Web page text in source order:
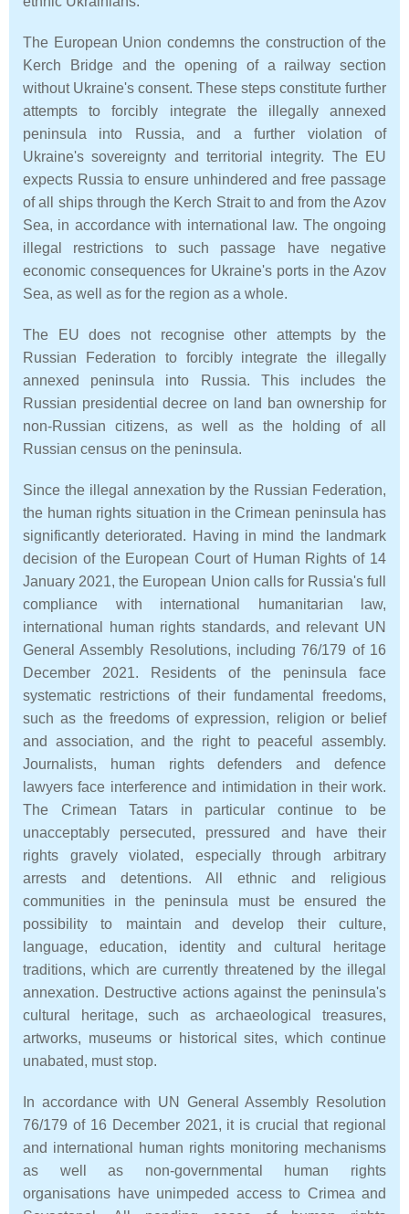
The European Union condemns the construction of the
Kerch Bridge and the opening of a railway section
without Ukraine's consent. These steps constitute further
attempts to forcibly integrate the illegally annexed
peninsula into Russia, and a further violation of
Ukraine's sovereignty and territorial integrity. The EU
expects Russia to ensure unhindered and free passage
of all ships through the Kerch Strait to and from the Azov
Sea, in accordance with international law. The ongoing
illegal restrictions to such passage have negative
economic consequences for Ukraine's ports in the Azov
Sea, as well as for the region as a whole.
The EU does not recognise other attempts by the
Russian Federation to forcibly integrate the illegally
annexed peninsula into Russia. This includes the
Russian presidential decree on land ban ownership for
non-Russian citizens, as well as the holding of all
Russian census on the peninsula.
Since the illegal annexation by the Russian Federation,
the human rights situation in the Crimean peninsula has
significantly deteriorated. Having in mind the landmark
decision of the European Court of Human Rights of 14
January 2021, the European Union calls for Russia's full
compliance with international humanitarian law,
international human rights standards, and relevant UN
General Assembly Resolutions, including 76/179 of 16
December 2021. Residents of the peninsula face
systematic restrictions of their fundamental freedoms,
such as the freedoms of expression, religion or belief
and association, and the right to peaceful assembly.
Journalists, human rights defenders and defence
lawyers face interference and intimidation in their work.
The Crimean Tatars in particular continue to be
unacceptably persecuted, pressured and have their
rights gravely violated, especially through arbitrary
arrests and detentions. All ethnic and religious
communities in the peninsula must be ensured the
possibility to maintain and develop their culture,
language, education, identity and cultural heritage
traditions, which are currently threatened by the illegal
annexation. Destructive actions against the peninsula's
cultural heritage, such as archaeological treasures,
artworks, museums or historical sites, which continue
unabated, must stop.
In accordance with UN General Assembly Resolution
76/179 of 16 December 2021, it is crucial that regional
and international human rights monitoring mechanisms
as well as non-governmental human rights
organisations have unimpeded access to Crimea and